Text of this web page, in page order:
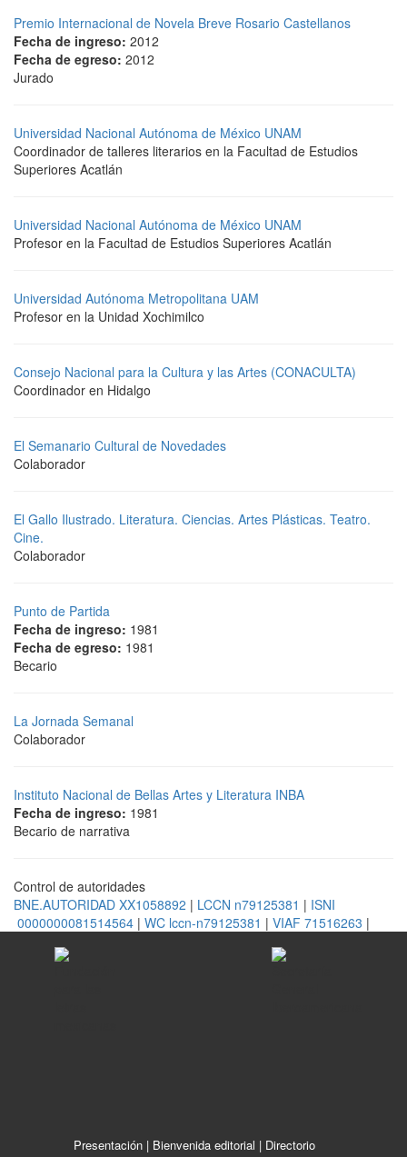
Premio Internacional de Novela Breve Rosario Castellanos
Fecha de ingreso: 2012
Fecha de egreso: 2012
Jurado
Universidad Nacional Autónoma de México UNAM
Coordinador de talleres literarios en la Facultad de Estudios
Superiores Acatlán
Universidad Nacional Autónoma de México UNAM
Profesor en la Facultad de Estudios Superiores Acatlán
Universidad Autónoma Metropolitana UAM
Profesor en la Unidad Xochimilco
Consejo Nacional para la Cultura y las Artes (CONACULTA)
Coordinador en Hidalgo
El Semanario Cultural de Novedades
Colaborador
El Gallo Ilustrado. Literatura. Ciencias. Artes Plásticas. Teatro.
Cine.
Colaborador
Punto de Partida
Fecha de ingreso: 1981
Fecha de egreso: 1981
Becario
La Jornada Semanal
Colaborador
Instituto Nacional de Bellas Artes y Literatura INBA
Fecha de ingreso: 1981
Becario de narrativa
Control de autoridades
BNE.AUTORIDAD XX1058892 | LCCN n79125381 | ISNI
0000000081514564 | WC lccn-n79125381 | VIAF 71516263 |
Presentación | Bienvenida editorial | Directorio